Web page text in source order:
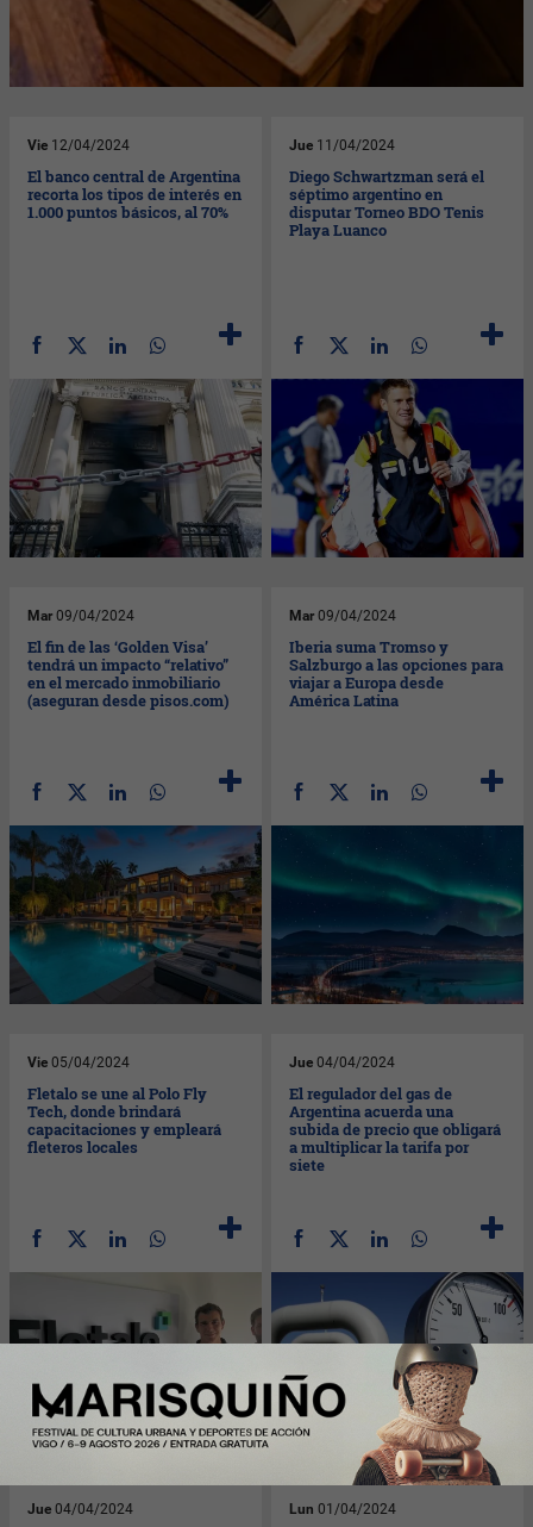
Vie 12/04/2024
El banco central de Argentina
recorta los tipos de interés en
1.000 puntos básicos, al 70%
Jue 11/04/2024
Diego Schwartzman será el
séptimo argentino en
disputar Torneo BDO Tenis
Playa Luanco
Mar 09/04/2024
El fin de las ‘Golden Visa’
tendrá un impacto “relativo”
en el mercado inmobiliario
(aseguran desde pisos.com)
Mar 09/04/2024
Iberia suma Tromso y
Salzburgo a las opciones para
viajar a Europa desde
América Latina
Vie 05/04/2024
Fletalo se une al Polo Fly
Tech, donde brindará
capacitaciones y empleará
fleteros locales
Jue 04/04/2024
El regulador del gas de
Argentina acuerda una
subida de precio que obligará
a multiplicar la tarifa por
siete
Jue 04/04/2024 Lun 01/04/2024